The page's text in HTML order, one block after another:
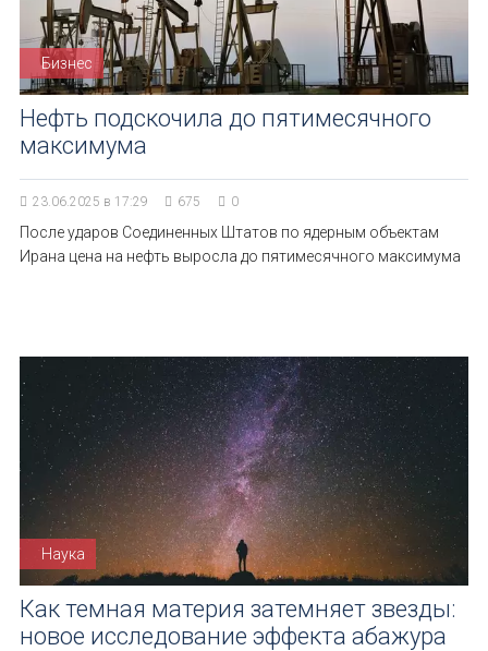
Бизнес
Нефть подскочила до пятимесячного
максимума
23.06.2025 в 17:29 675 0
После ударов Соединенных Штатов по ядерным объектам
Ирана цена на нефть выросла до пятимесячного максимума
Наука
Как темная материя затемняет звезды:
новое исследование эффекта абажура